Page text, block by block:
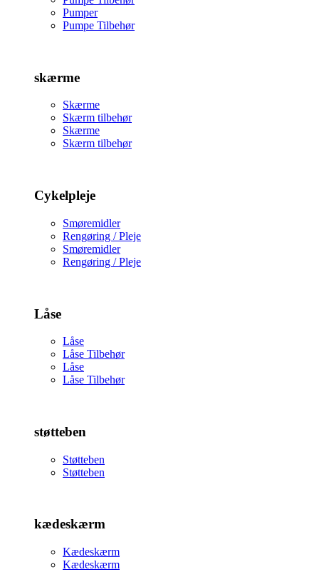
Pumper
Pumpe Tilbehør
skærme
Skærme
Skærm tilbehør
Skærme
Skærm tilbehør
Cykelpleje
Smøremidler
Rengøring / Pleje
Smøremidler
Rengøring / Pleje
Låse
Låse
Låse Tilbehør
Låse
Låse Tilbehør
støtteben
Støtteben
Støtteben
kædeskærm
Kædeskærm
Kædeskærm